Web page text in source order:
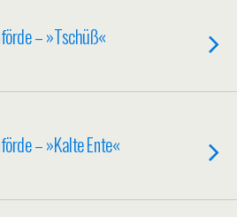
– »Tschüß«
– »Kalte Ente«